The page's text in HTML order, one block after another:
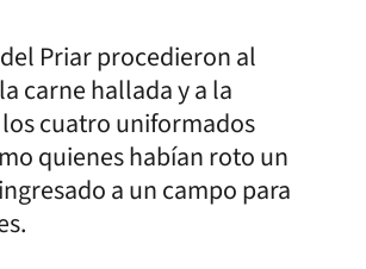
Priar procedieron al
carne hallada y a la
cuatro uniformados
quienes habían roto un
a un campo para